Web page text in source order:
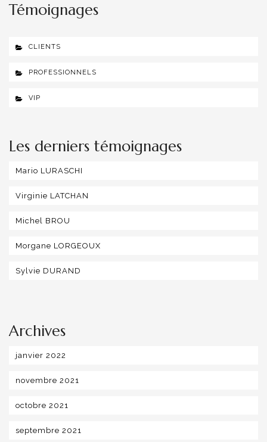
Témoignages
CLIENTS
PROFESSIONNELS
VIP
Les derniers témoignages
Mario LURASCHI
Virginie LATCHAN
Michel BROU
Morgane LORGEOUX
Sylvie DURAND
Archives
janvier 2022
novembre 2021
octobre 2021
septembre 2021